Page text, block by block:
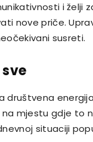
i želji
nove priče.
susreti.
društvena
mjestu gdje to
situaciji